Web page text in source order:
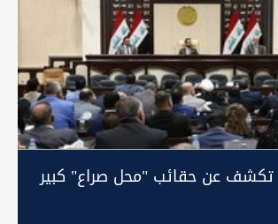
تكشف عن حقائب "محل صراع" كبير